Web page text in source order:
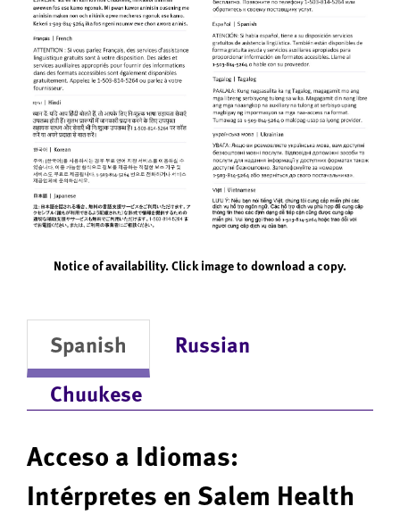
Notice of availability. Click image to download a copy.
Spanish
Russian
Chuukese
Acceso a Idiomas:
Intérpretes en Salem Health